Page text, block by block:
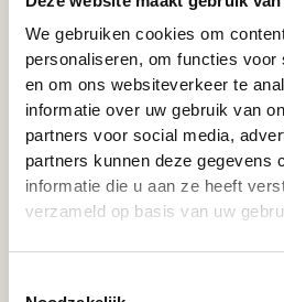
We gebruiken cookies om
personaliseren, om functies voor
en om ons websiteverkeer te
informatie over uw gebruik van
partners voor social media,
partners kunnen deze gegevens
informatie die u aan ze heeft
verzameld op basis van uw
Pvc-vloeren van Forbo
Pvc-vloeren van Moduleo
Pvc-vloeren van Tarkett
Therdex
Designflooring
Hulp nodig?